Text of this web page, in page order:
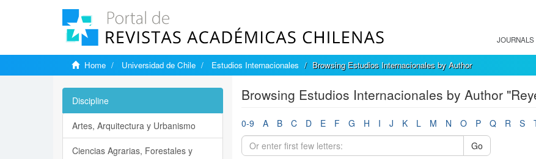
JOURNALS
Home Universidad de Chile Estudios Internacionales Browsing Estudios Internacionales by Author
Browsing Estudios Internacionales by Author
0-9 A B C D E F G H I J K L M N O P Q R S
Go
Discipline
Artes, Arquitectura y Urbanismo
Ciencias Agrarias, Forestales y